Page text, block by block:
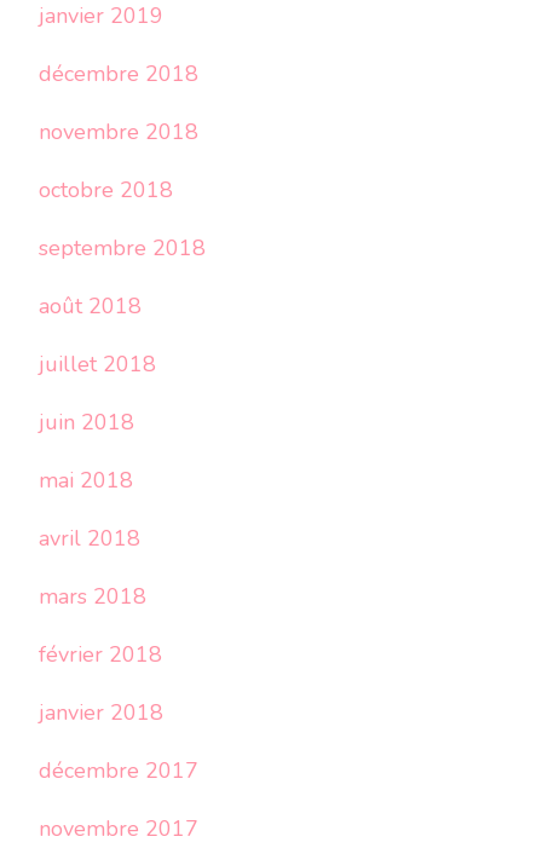
janvier 2019
décembre 2018
novembre 2018
octobre 2018
septembre 2018
août 2018
juillet 2018
juin 2018
mai 2018
avril 2018
mars 2018
février 2018
janvier 2018
décembre 2017
novembre 2017